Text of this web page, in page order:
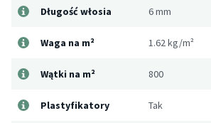
Długość włosia 6 mm
Waga na m² 1.62 kg/m²
Wątki na m² 800
Plastyfikatory Tak